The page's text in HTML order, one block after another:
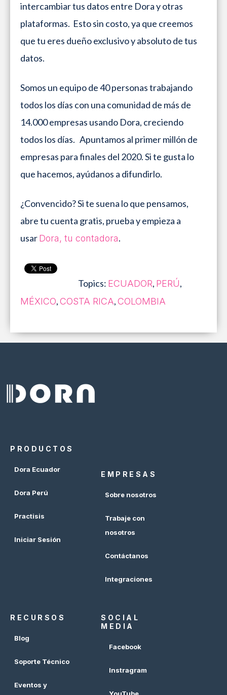
intercambiar tus datos entre Dora y otras
plataformas. Esto sin costo, ya que creemos
que tu eres dueño exclusivo y absoluto de tus
datos.
Somos un equipo de 40 personas trabajando
todos los días con una comunidad de más de
14.000 empresas usando Dora, creciendo
todos los días. Apuntamos al primer millón de
empresas para finales del 2020. Si te gusta lo
que hacemos, ayúdanos a difundirlo.
¿Convencido? Si te suena lo que pensamos,
abre tu cuenta gratis, prueba y empieza a
usarDora, tu contadora.
Topics: ECUADOR, PERÚ,
MÉXICO,COSTA RICA,COLOMBIA
PRODUCTOS
Dora Ecuador
Dora Perú
Practisis
Iniciar Sesión
EMPRESAS
Sobre nosotros
Trabaje con
nosotros
Contáctanos
Integraciones
RECURSOS
Blog
Soporte Técnico
Eventos y
SOCIAL
MEDIA
Facebook
Instragram